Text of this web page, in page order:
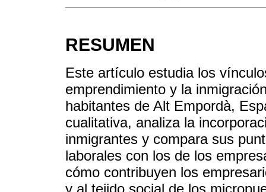
RESUMEN
Este artículo estudia los
emprendimiento y la
habitantes de Alt Empordà,
cualitativa, analiza la
inmigrantes y compara sus
laborales con los de los
cómo contribuyen los